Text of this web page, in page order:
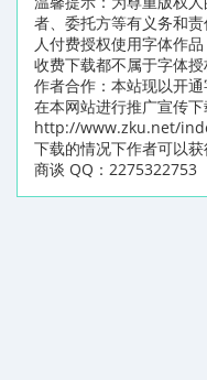
者、委托方等有义务和
人付费授权使用字体作
收费下载都不属于字体授
作者合作：本站现以开
在本网站进行推广宣传
http://www.zku.net/
下载的情况下作者可以
商谈 QQ：2275322753